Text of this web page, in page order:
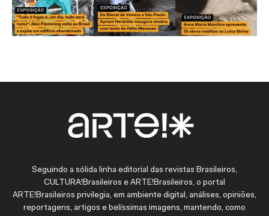
Seguindo a sólida linha editorial das revistas Brasileiros,
CULTURA!Brasileiros e ARTE!Brasileiros, o portal
ARTE!Brasileiros privilegia, em ambiente digital, análises, opiniões,
reportagens, artigos e belíssimas imagens, mantendo, como